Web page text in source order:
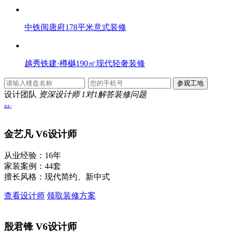
中铁阅唐府178平米意式装修
越秀铁建·樽樾190㎡现代轻奢装修
设计团队 资深设计师 1对1解答装修问题
更多>
金艺凡V6设计师
从业经验：16年
家装案例：44套
擅长风格：现代简约、新中式
查看设计师 领取装修方案
殷君锋 V6设计师